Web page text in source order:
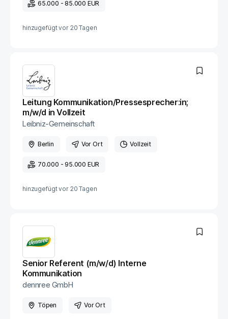
65.000 - 85.000 EUR
hinzugefügt vor 20 Tagen
Leitung Kommunikation​/Pressesprecher:in;
m​/w​/d in Vollzeit
Leibniz-Gemeinschaft
Berlin Vor Ort Vollzeit
70.000 - 95.000 EUR
hinzugefügt vor 20 Tagen
Senior Referent (m/w/d) Interne
Kommunikation
dennree GmbH
Töpen Vor Ort